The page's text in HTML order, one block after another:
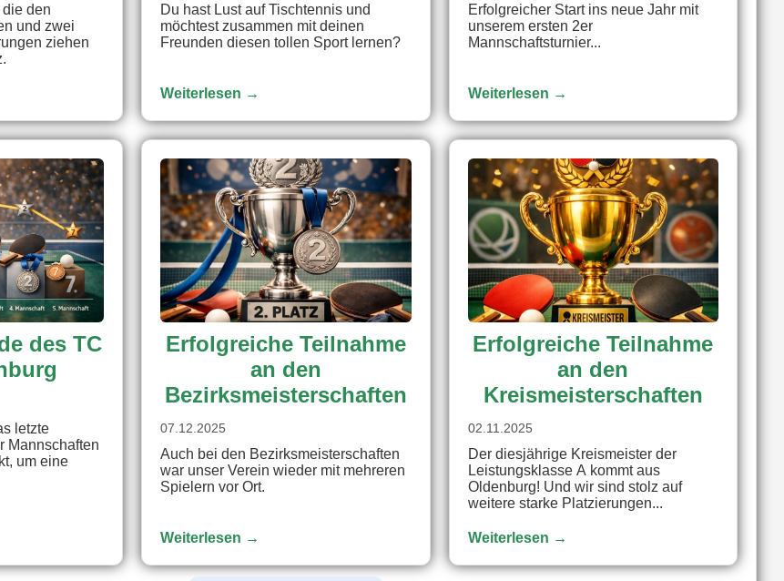
den
und zwei
ziehen
Du hast Lust auf Tischtennis und
möchtest zusammen mit deinen
Freunden diesen tollen Sport lernen?
Weiterlesen →
Erfolgreicher Start ins neue Jahr mit
unserem ersten 2er
Mannschaftsturnier...
Weiterlesen →
des TC
letzte
Mannschaften
um eine
Erfolgreiche Teilnahme
an den
Bezirksmeisterschaften
07.12.2025
Auch bei den Bezirksmeisterschaften
war unser Verein wieder mit mehreren
Spielern vor Ort.
Weiterlesen →
Erfolgreiche Teilnahme
an den
Kreismeisterschaften
02.11.2025
Der diesjährige Kreismeister der
Leistungsklasse A kommt aus
Oldenburg! Und wir sind stolz auf
weitere starke Platzierungen...
Weiterlesen →